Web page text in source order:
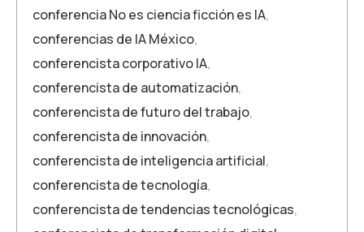
conferencia No es ciencia ficción es IA,
conferencias de IA México,
conferencista corporativo IA,
conferencista de automatización,
conferencista de futuro del trabajo,
conferencista de innovación,
conferencista de inteligencia artificial,
conferencista de tecnología,
conferencista de tendencias tecnológicas,